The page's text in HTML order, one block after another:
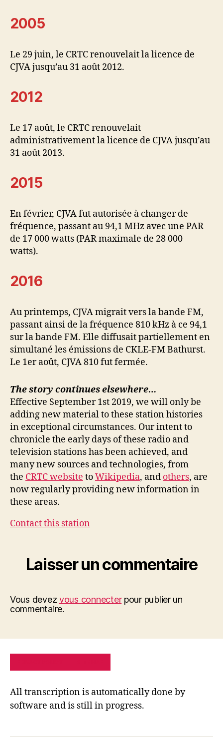
2005
Le 29 juin, le CRTC renouvelait la licence de
CJVA jusqu’au 31 août 2012.
2012
Le 17 août, le CRTC renouvelait
administrativement la licence de CJVA jusqu’au
31 août 2013.
2015
En février, CJVA fut autorisée à changer de
fréquence, passant au 94,1 MHz avec une PAR
de 17 000 watts (PAR maximale de 28 000
watts).
2016
Au printemps, CJVA migrait vers la bande FM,
passant ainsi de la fréquence 810 kHz à ce 94,1
sur la bande FM. Elle diffusait partiellement en
simultané les émissions de CKLE-FM Bathurst.
Le 1er août, CJVA 810 fut fermée.
The story continues elsewhere…
Effective September 1st 2019, we will only be
adding new material to these station histories
in exceptional circumstances. Our intent to
chronicle the early days of these radio and
television stations has been achieved, and
many new sources and technologies, from
the CRTC website toWikipedia, and others, are
now regularly providing new information in
these areas.
Contact this station
Laisser un commentaire
Vous devezvous connecterpour publier un
commentaire.
All transcription is automatically done by
software and is still in progress.